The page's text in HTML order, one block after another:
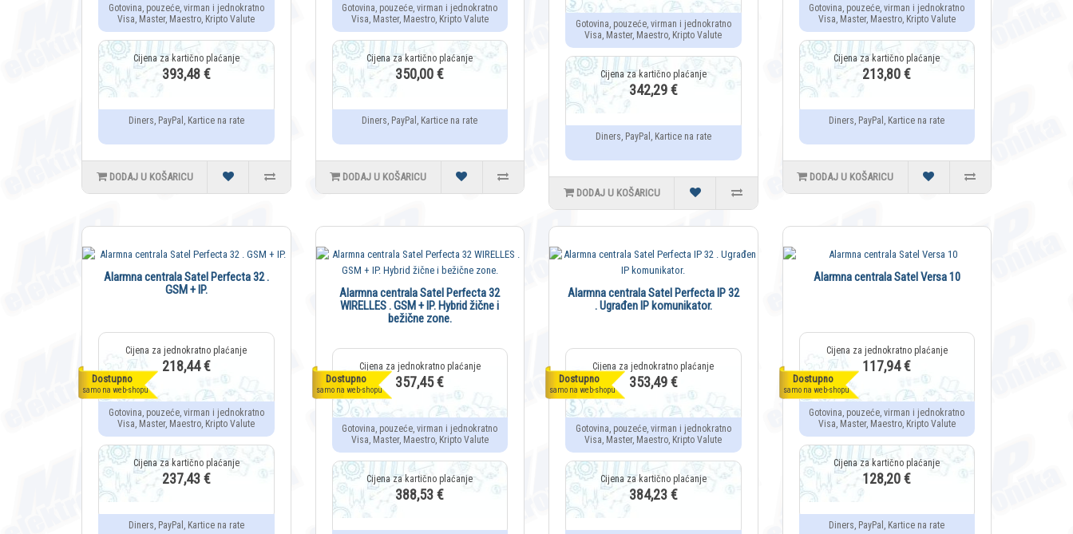
Gotovina, pouzeće, virman i jednokratno
Visa, Master, Maestro, Kripto Valute
393,48 €
Diners, PayPal, Kartice na rate
DODAJ U KOŠARICU
Gotovina, pouzeće, virman i jednokratno
Visa, Master, Maestro, Kripto Valute
350,00 €
Diners, PayPal, Kartice na rate
DODAJ U KOŠARICU
Gotovina, pouzeće, virman i jednokratno
Visa, Master, Maestro, Kripto Valute
342,29 €
Diners, PayPal, Kartice na rate
DODAJ U KOŠARICU
Gotovina, pouzeće, virman i jednokratno
Visa, Master, Maestro, Kripto Valute
213,80 €
Diners, PayPal, Kartice na rate
DODAJ U KOŠARICU
Dostupno
samo na web-shopu
Alarmna centrala Satel Perfecta 32 .
GSM + IP.
218,44 €
Gotovina, pouzeće, virman i jednokratno
Visa, Master, Maestro, Kripto Valute
237,43 €
Diners, PayPal, Kartice na rate
Dostupno
samo na web-shopu
Alarmna centrala Satel Perfecta 32
WIRELLES . GSM + IP. Hybrid žične i
bežične zone.
357,45 €
Gotovina, pouzeće, virman i jednokratno
Visa, Master, Maestro, Kripto Valute
388,53 €
Dostupno
samo na web-shopu
Alarmna centrala Satel Perfecta IP 32
. Ugrađen IP komunikator.
353,49 €
Gotovina, pouzeće, virman i jednokratno
Visa, Master, Maestro, Kripto Valute
384,23 €
Dostupno
samo na web-shopu
Alarmna centrala Satel Versa 10
117,94 €
Gotovina, pouzeće, virman i jednokratno
Visa, Master, Maestro, Kripto Valute
128,20 €
Diners, PayPal, Kartice na rate